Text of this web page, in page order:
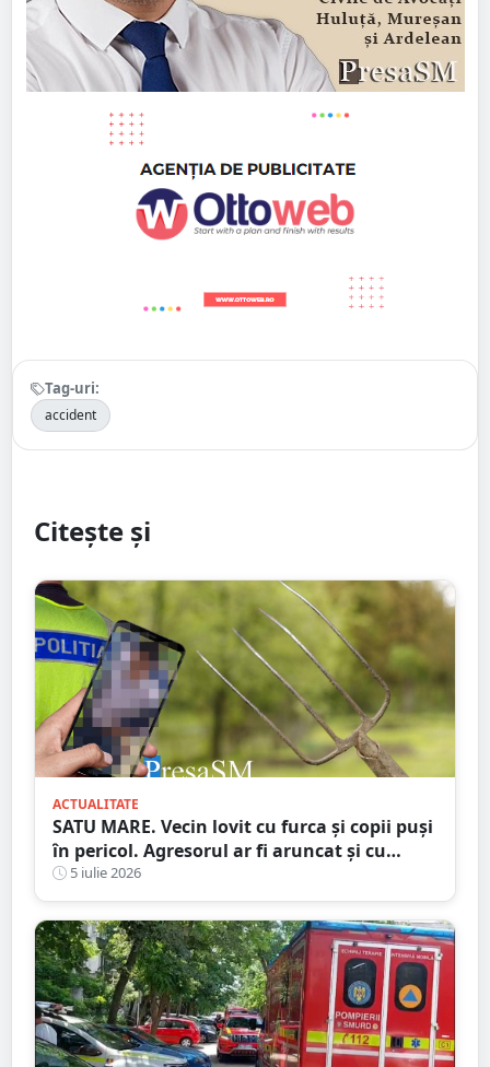
Tag-uri:
accident
Citește și
ACTUALITATE
SATU MARE. Vecin lovit cu furca și copii puși
în pericol. Agresorul ar fi aruncat și cu
bolovani în curtea familiei
5 iulie 2026